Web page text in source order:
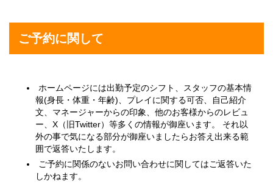
ご予約に関して
ホームページには出勤予定のシフト、スタッフの基本情
報(身長・体重・年齢)、プレイに関する可否、自己紹介
文、マネージャーからの印象、他のお客様からのレビュ
ー、X（旧Twitter）等多くの情報が御座います。 それ以
外の事で気になる部分が御座いましたらお答え出来る範
囲で返答いたします。
ご予約に関係のないお問い合わせに関してはご返答いた
しかねます。